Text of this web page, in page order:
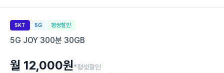
SKT 5G 평생할인
5G JOY 300분 30GB
월 12,000원*평생할인